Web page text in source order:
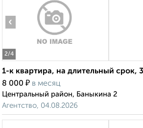
2/4
‹
1-к квартира, на длительный срок,
8 000 ₽ в месяц
Центральный район, Баныкина 2
Агентство, 04.08.2026